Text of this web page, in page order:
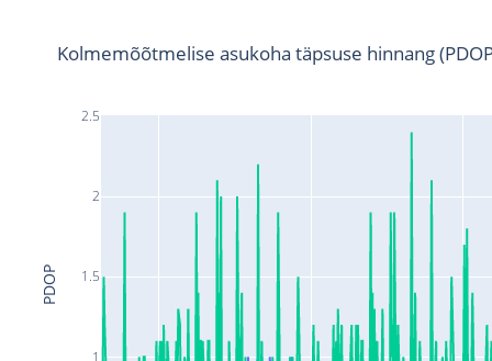
1
1.5
2
2.5
Kolmemõõtmelise asukoha täpsuse hinnang
PDOP